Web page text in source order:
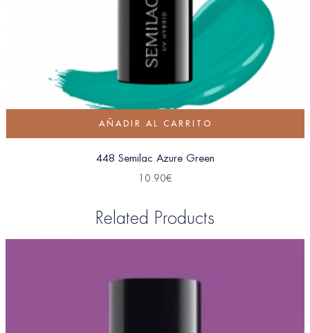
AÑADIR AL CARRITO
448 Semilac Azure Green
10.90€
Related Products